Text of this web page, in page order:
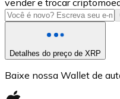
USDC
Detalhes do preço de XRP
Baixe nossa Wallet de